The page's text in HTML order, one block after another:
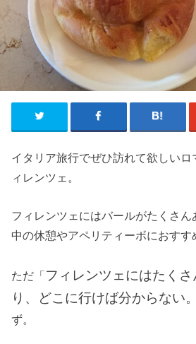
イタリア旅行でぜひ訪れて欲しいロ
ィレンツェ。
フィレンツェにはバールがたくさん
中の休憩やアペリティーボにおすす
ただ「フィレンツェにはたく
り、どこに行けば分からない。
ず。